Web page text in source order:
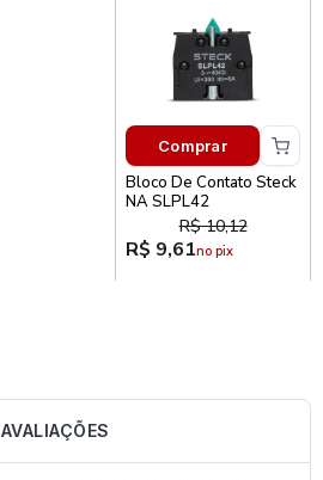
Comprar
Bloco De Contato Steck
NA SLPL42
R$ 10,12
R$ 9,61no pix
AVALIAÇÕES